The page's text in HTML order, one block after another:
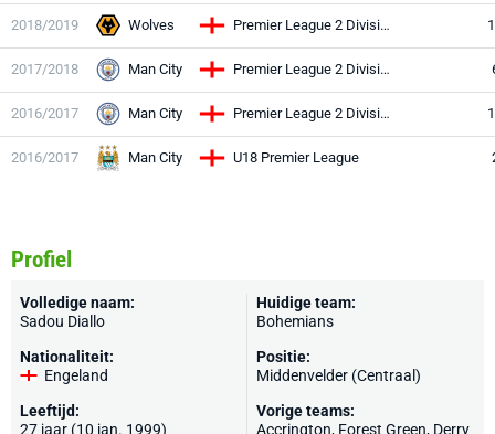
2018/2019 Wolves Premier League 2 Division Two
2017/2018 Man City Premier League 2 Division One
2016/2017 Man City Premier League 2 Division One
2016/2017 Man City U18 Premier League
Profiel
Volledige naam:
Sadou Diallo
Nationaliteit:
Engeland
Leeftijd:
27 jaar (10 jan. 1999)
Huidige team:
Bohemians
Positie:
Middenvelder (Centraal)
Vorige teams:
Accrington, Forest Green, Derry